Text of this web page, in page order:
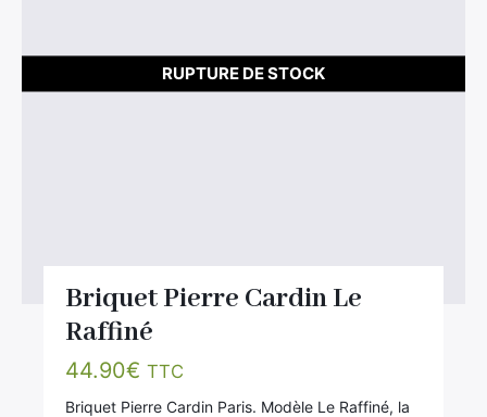
RUPTURE DE STOCK
Briquet Pierre Cardin Le
Raffiné
44.90€ TTC
Briquet Pierre Cardin Paris. Modèle Le Raffiné, la